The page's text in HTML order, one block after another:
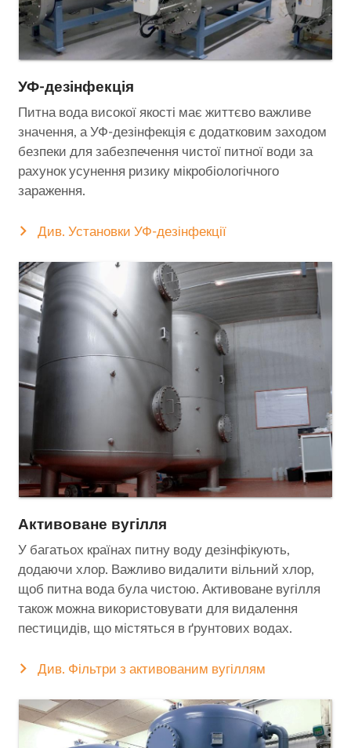
УФ-дезінфекція
Питна вода високої якості має життєво важливе
значення, а УФ-дезінфекція є додатковим заходом
безпеки для забезпечення чистої питної води за
рахунок усунення ризику мікробіологічного
зараження.
Див. Установки УФ-дезінфекції
Активоване вугілля
У багатьох країнах питну воду дезінфікують,
додаючи хлор. Важливо видалити вільний хлор,
щоб питна вода була чистою. Активоване вугілля
також можна використовувати для видалення
пестицидів, що містяться в ґрунтових водах.
Див. Фільтри з активованим вугіллям